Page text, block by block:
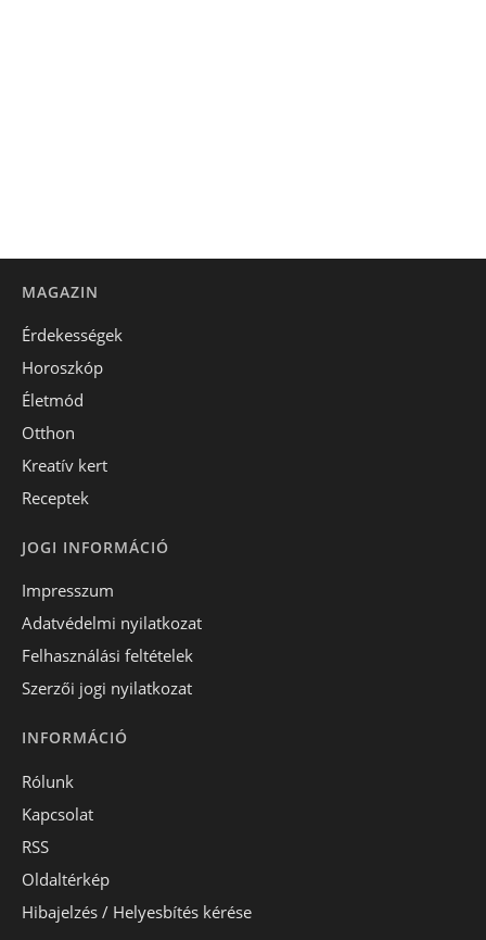
MAGAZIN
Érdekességek
Horoszkóp
Életmód
Otthon
Kreatív kert
Receptek
JOGI INFORMÁCIÓ
Impresszum
Adatvédelmi nyilatkozat
Felhasználási feltételek
Szerzői jogi nyilatkozat
INFORMÁCIÓ
Rólunk
Kapcsolat
RSS
Oldaltérkép
Hibajelzés / Helyesbítés kérése